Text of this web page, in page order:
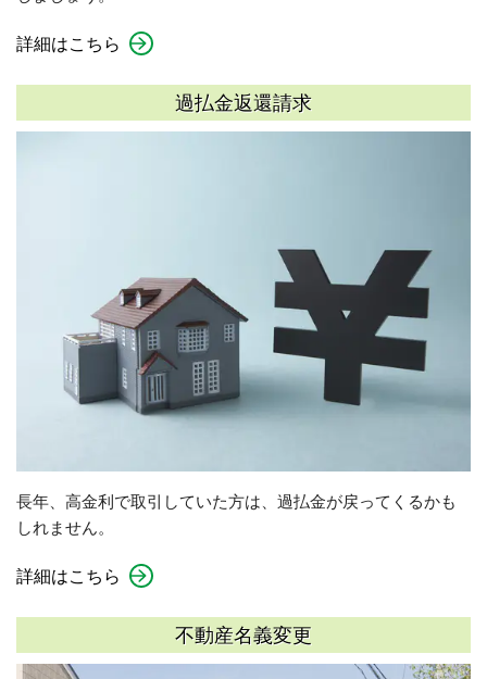
詳細はこちら
過払金返還請求
長年、高金利で取引していた方は、過払金が戻ってくるかも
しれません。
詳細はこちら
不動産名義変更